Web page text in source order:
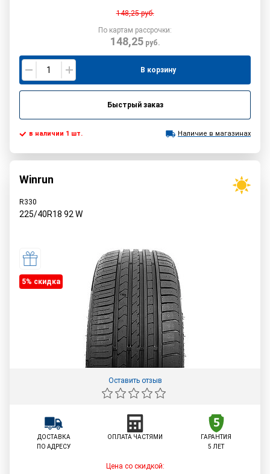
148,25руб.
По картам рассрочки:
148,25руб.
В корзину
Быстрый заказ
в наличии 1 шт. Наличие в магазинах
Winrun
R330
225/40R18 92 W
5% cкидка
Оставить отзыв
ДОСТАВКА
ПО АДРЕСУ
ОПЛАТА ЧАСТЯМИ
ГАРАНТИЯ
5 ЛЕТ
Цена со скидкой: